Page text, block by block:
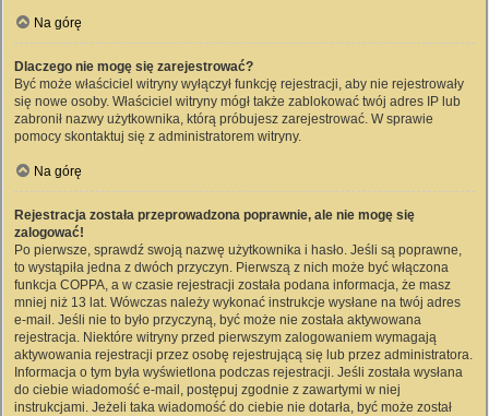
Na górę
Dlaczego nie mogę się zarejestrować?
Być może właściciel witryny wyłączył funkcję rejestracji, aby nie rejestrowały
się nowe osoby. Właściciel witryny mógł także zablokować twój adres IP lub
zabronił nazwy użytkownika, którą próbujesz zarejestrować. W sprawie
pomocy skontaktuj się z administratorem witryny.
Na górę
Rejestracja została przeprowadzona poprawnie, ale nie mogę się
zalogować!
Po pierwsze, sprawdź swoją nazwę użytkownika i hasło. Jeśli są poprawne,
to wystąpiła jedna z dwóch przyczyn. Pierwszą z nich może być włączona
funkcja COPPA, a w czasie rejestracji została podana informacja, że masz
mniej niż 13 lat. Wówczas należy wykonać instrukcje wysłane na twój adres
e-mail. Jeśli nie to było przyczyną, być może nie została aktywowana
rejestracja. Niektóre witryny przed pierwszym zalogowaniem wymagają
aktywowania rejestracji przez osobę rejestrującą się lub przez administratora.
Informacja o tym była wyświetlona podczas rejestracji. Jeśli została wysłana
do ciebie wiadomość e-mail, postępuj zgodnie z zawartymi w niej
instrukcjami. Jeżeli taka wiadomość do ciebie nie dotarła, być może został